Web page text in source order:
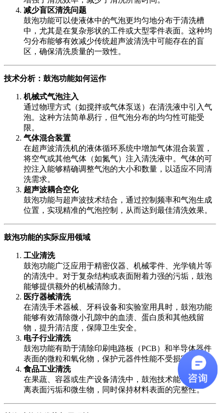
减少盲区清洗问题
鼓泡功能可以使液体中的气泡更均匀地分布于清洗槽
中，尤其是在复杂形状的工件或大型零件表面。这种均
匀分布能够有效减少传统超声波清洗中可能存在的盲
区，确保清洗质量的一致性。
技术分析：鼓泡功能如何运作
机械式气泡注入
通过物理方式（如搅拌或气体泵送）在清洗液中引入气
泡。这种方法简单易行，但气泡分布的均匀性可能受
限。
气体混合装置
在超声波清洗机的液体循环系统中增加气体混合装置，
将空气或其他气体（如氮气）注入清洗液中。气体的可
控注入能够精确调整气泡的大小和数量，以适应不同清
洗需求。
超声波耦合空化
鼓泡功能与超声波技术结合，通过控制频率和气泡生成
位置，实现精准的气泡控制，从而达到最佳清洗效果。
鼓泡功能的实际应用领域
工业清洗
鼓泡功能广泛应用于精密仪器、机械零件、光学镜片等
的清洗中。对于复杂结构或表面附着力强的污垢，鼓泡
能够提供额外的机械清除力。
医疗器械清洗
在清洗手术器械、牙科设备和实验室用具时，鼓泡功能
能够有效清除微小孔隙中的血渍、蛋白质和其他残留
物，提升清洁度，保障卫生安全。
电子行业清洗
鼓泡功能有助于清除印刷电路板（PCB）和半导体器件
表面的微粒和氧化物，保护元器件性能不受损害。
食品工业清洗
在果蔬、容器或生产设备清洗中，鼓泡技术能够快速剥
离表面污垢和微生物，同时保持材料表面的完整性。